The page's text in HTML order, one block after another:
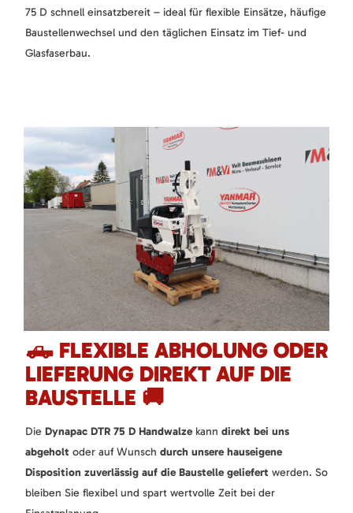
75 D schnell einsatzbereit – ideal für flexible Einsätze, häufige
Baustellenwechsel und den täglichen Einsatz im Tief- und
Glasfaserbau.
🛻 FLEXIBLE ABHOLUNG ODER
LIEFERUNG DIREKT AUF DIE
BAUSTELLE 🚚
Die Dynapac DTR 75 D Handwalzekann direkt bei uns
abgeholt oder auf Wunsch durch unsere hauseigene
Disposition zuverlässig auf die Baustelle geliefert werden. So
bleiben Sie flexibel und spart wertvolle Zeit bei der